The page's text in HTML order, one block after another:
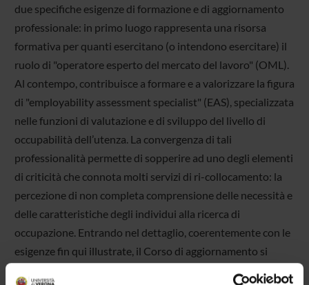
due specifiche esigenze di formazione e di aggiornamento
professionale: in primo luogo rappresenta una risorsa
formativa per quanti esercitano (o intendono esercitare) il
ruolo di "operatore esperto del mercato del lavoro" (OML).
Al contempo, contribuisce a formare e a valorizzare la figura
di "employability assessment specialist" (EAS), specializzata
nelle funzioni di valutazione e di sviluppo del livello di
occupabilità dell’utenza. La convergenza di tali
professionalità permette di sopperire ad uno degli elementi
di criticità che connota molti servizi di ri-collocamento: la
percezione di non completa comprensione delle necessità e
delle caratteristiche degli individui alla ricerca di
occupazione. Entrando nel dettaglio, coerentemente con le
esigenze fin qui illustrate, il Corso di aggiornamento si